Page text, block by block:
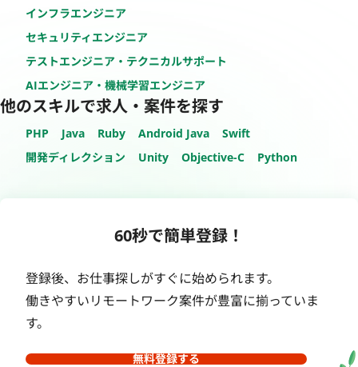
インフラエンジニア
セキュリティエンジニア
テストエンジニア・テクニカルサポート
AIエンジニア・機械学習エンジニア
他のスキルで求人・案件を探す
PHP Java Ruby Android Java
Swift
開発ディレクション
Unity Objective-C Python
60秒で簡単登録！
登録後、お仕事探しがすぐに始められます。
働きやすいリモートワーク案件が豊富に揃っていま
す。
無料登録する